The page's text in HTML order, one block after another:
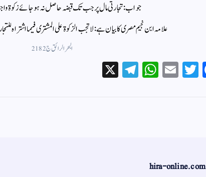
جواب: تجارتی مال پر جب تک قبضہ حاصل نہ ہو جائے زکوۃ
علامہ ابن نجیم مصری کا بیان ہے: لا تجب الزكوة على المشترى فيما اشتراه
البحر الرائق ج 2 218
Fa
ce
T
wi
E
m
W
ha
Te
le
hira-online.com